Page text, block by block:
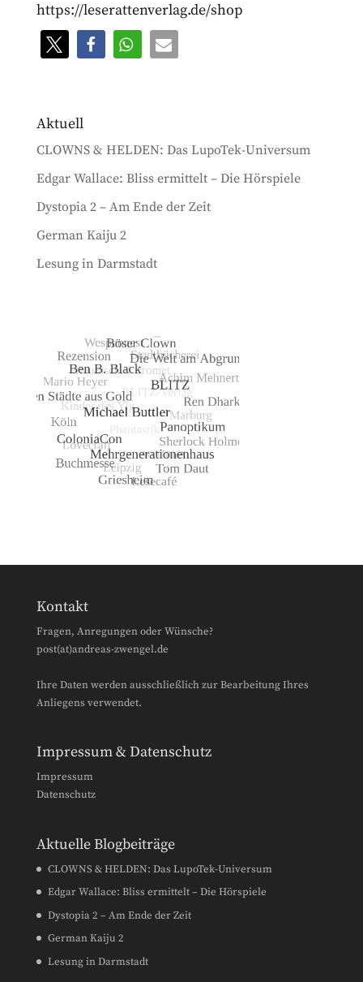
https://leserattenverlag.de/shop
Aktuell
CLOWNS & HELDEN: Das LupoTek-Universum
Edgar Wallace: Bliss ermittelt – Die Hörspiele
Dystopia 2 – Am Ende der Zeit
German Kaiju 2
Lesung in Darmstadt
Kontakt
Fragen, Anregungen oder Wünsche?
post(at)andreas-zwengel.de
Ihre Daten werden ausschließlich zur Bearbeitung Ihres
Anliegens verwendet.
Impressum & Datenschutz
Impressum
Datenschutz
Aktuelle Blogbeiträge
CLOWNS & HELDEN: Das LupoTek-Universum
Edgar Wallace: Bliss ermittelt – Die Hörspiele
Dystopia 2 – Am Ende der Zeit
German Kaiju 2
Lesung in Darmstadt